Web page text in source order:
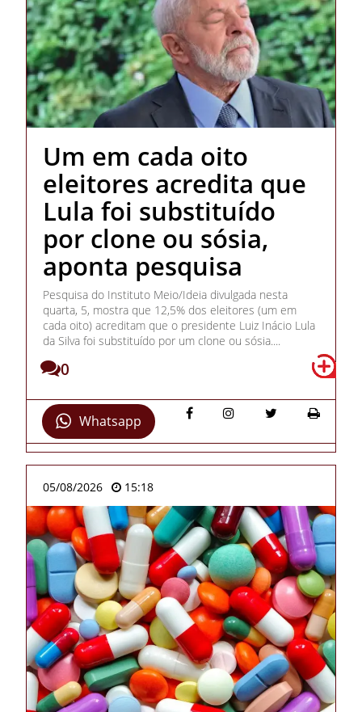
Um em cada oito
eleitores acredita que
Lula foi substituído
por clone ou sósia,
aponta pesquisa
Pesquisa do Instituto Meio/Ideia divulgada nesta
quarta, 5, mostra que 12,5% dos eleitores (um em
cada oito) acreditam que o presidente Luiz Inácio Lula
da Silva foi substituído por um clone ou sósia....
0
Whatsapp
05/08/2026 15:18